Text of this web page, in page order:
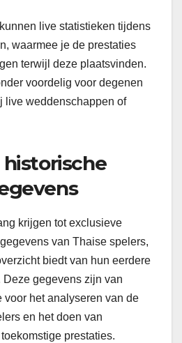
live statistieken tijdens
waarmee je de prestaties
terwijl deze plaatsvinden.
voordelig voor degenen
live weddenschappen of
historische
krijgen tot exclusieve
van Thaise spelers,
biedt van hun eerdere
Deze gegevens zijn van
voor het analyseren van de
en het doen van
prestaties.